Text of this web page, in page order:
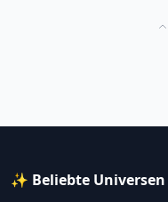
✨ Beliebte Universen